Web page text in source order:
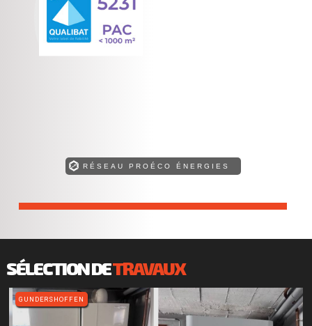
RÉSEAU PROÉCO ÉNERGIES
SÉLECTION DETRAVAUX
GUNDERSHOFFEN